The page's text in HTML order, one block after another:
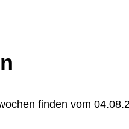
finden vom